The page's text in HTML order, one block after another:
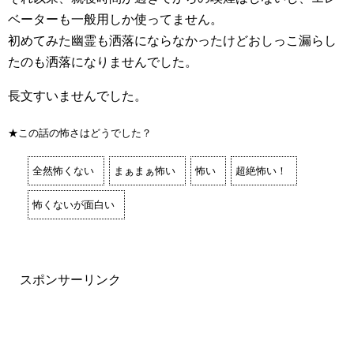
ベーターも一般用しか使ってません。
初めてみた幽霊も洒落にならなかったけどおしっこ漏らし
たのも洒落になりませんでした。
長文すいませんでした。
★この話の怖さはどうでした？
全然怖くない まぁまぁ怖い 怖い 超絶怖い！
怖くないが面白い
スポンサーリンク